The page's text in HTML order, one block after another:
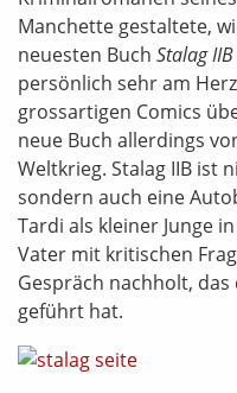
Manchette gestaltete,
neuesten Buch Stalag IIB
persönlich sehr am
grossartigen Comics
neue Buch allerdings
Weltkrieg. Stalag IIB ist
sondern auch eine
Tardi als kleiner Junge
Vater mit kritischen
Gespräch nachholt,
geführt hat.